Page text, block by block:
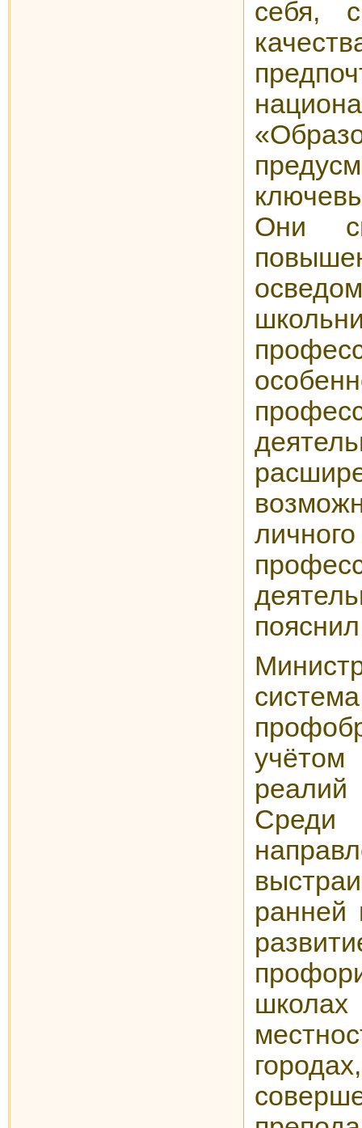
себя,
Они
реалий
ранней
городах,